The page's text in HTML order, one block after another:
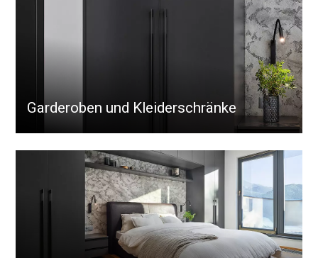
Garderoben und Kleiderschränke